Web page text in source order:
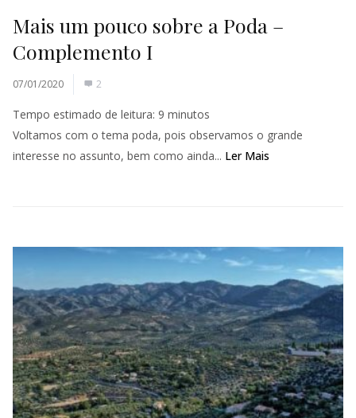
Mais um pouco sobre a Poda –
Complemento I
07/01/2020 2
Tempo estimado de leitura: 9 minutos
Voltamos com o tema poda, pois observamos o grande
interesse no assunto, bem como ainda... Ler Mais